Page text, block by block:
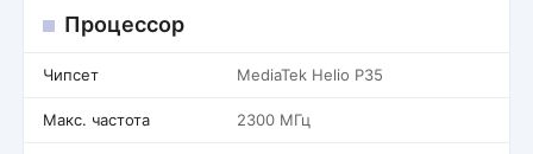
Процессор
Чипсет MediaTek Helio P35
Макс. частота 2300 МГц